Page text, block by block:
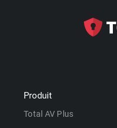
Produit
Total AV Plus